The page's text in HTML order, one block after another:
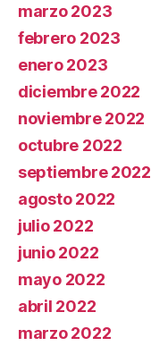
marzo 2023
febrero 2023
enero 2023
diciembre 2022
noviembre 2022
octubre 2022
septiembre 2022
agosto 2022
julio 2022
junio 2022
mayo 2022
abril 2022
marzo 2022